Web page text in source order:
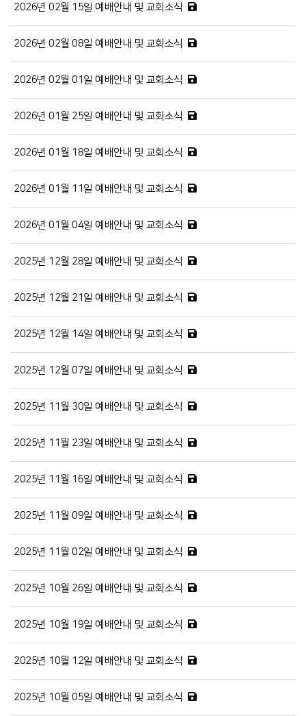
2026년 02월 15일 예배안내 및 교회소식
2026년 02월 08일 예배안내 및 교회소식
2026년 02월 01일 예배안내 및 교회소식
2026년 01월 25일 예배안내 및 교회소식
2026년 01월 18일 예배안내 및 교회소식
2026년 01월 11일 예배안내 및 교회소식
2026년 01월 04일 예배안내 및 교회소식
2025년 12월 28일 예배안내 및 교회소식
2025년 12월 21일 예배안내 및 교회소식
2025년 12월 14일 예배안내 및 교회소식
2025년 12월 07일 예배안내 및 교회소식
2025년 11월 30일 예배안내 및 교회소식
2025년 11월 23일 예배안내 및 교회소식
2025년 11월 16일 예배안내 및 교회소식
2025년 11월 09일 예배안내 및 교회소식
2025년 11월 02일 예배안내 및 교회소식
2025년 10월 26일 예배안내 및 교회소식
2025년 10월 19일 예배안내 및 교회소식
2025년 10월 12일 예배안내 및 교회소식
2025년 10월 05일 예배안내 및 교회소식